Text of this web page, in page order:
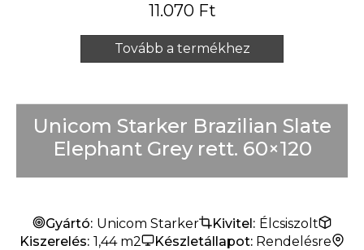
11.070 Ft
Tovább a termékhez
Unicom Starker Brazilian Slate
Elephant Grey rett. 60×120
Gyártó: Unicom Starker Kivitel: Élcsiszolt
Kiszerelés: 1,44 m2 Készletállapot: Rendelésre